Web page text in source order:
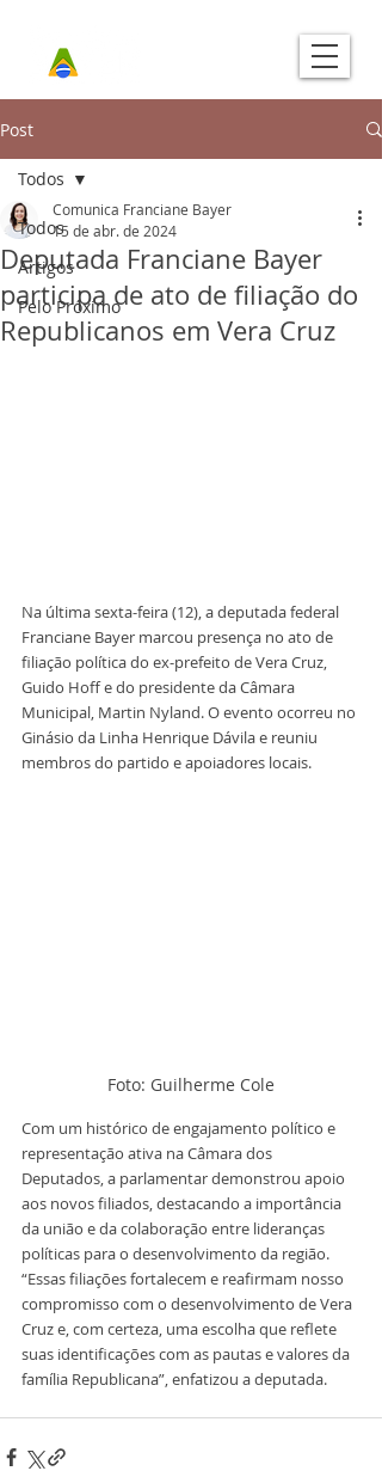
Post
Todos
Artigos
Pelo Próximo
Todos
Deputada Franciane Bayer
participa de ato de filiação do
Republicanos em Vera Cruz
Comunica Franciane Bayer
15 de abr. de 2024
Na última sexta-feira (12), a deputada federal
Franciane Bayer marcou presença no ato de
filiação política do ex-prefeito de Vera Cruz,
Guido Hoff e do presidente da Câmara
Municipal, Martin Nyland. O evento ocorreu no
Ginásio da Linha Henrique Dávila e reuniu
membros do partido e apoiadores locais.
Foto: Guilherme Cole
Com um histórico de engajamento político e
representação ativa na Câmara dos
Deputados, a parlamentar demonstrou apoio
aos novos filiados, destacando a importância
da união e da colaboração entre lideranças
políticas para o desenvolvimento da região.
“Essas filiações fortalecem e reafirmam nosso
compromisso com o desenvolvimento de Vera
Cruz e, com certeza, uma escolha que reflete
suas identificações com as pautas e valores da
família Republicana”, enfatizou a deputada.